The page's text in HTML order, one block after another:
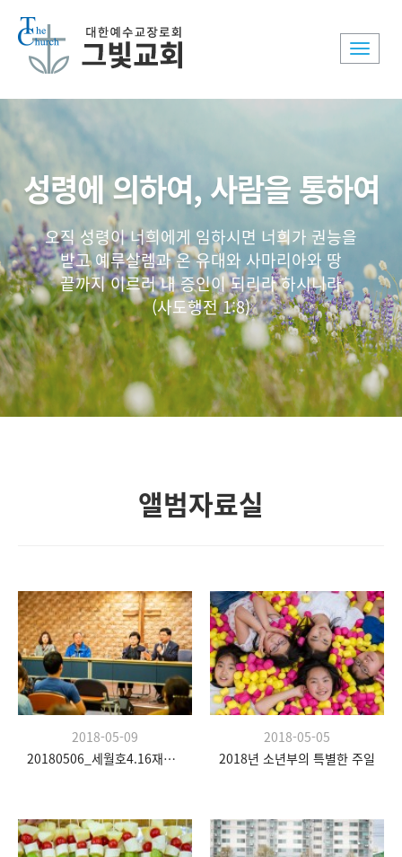
Toggle
성령에 의하여, 사람을 통하여
오직 성령이 너희에게 임하시면 너희가 권능을
받고 예루살렘과 온 유대와 사마리아와 땅
끝까지 이르러 내 증인이 되리라 하시니라
(사도행전 1:8)
앨범자료실
2018-05-09
20180506_세월호4.16재단 설립 간담회
2018-05-05
2018년 소년부의 특별한 주일